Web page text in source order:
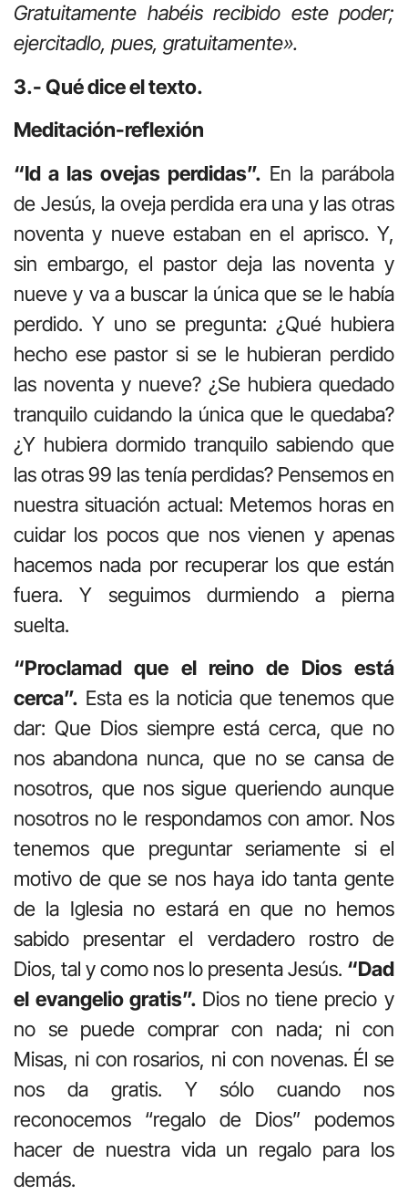
Gratuitamente habéis recibido este poder;
ejercitadlo, pues, gratuitamente».
3.- Qué dice el texto.
Meditación-reflexión
“Id a las ovejas perdidas”. En la parábola
de Jesús, la oveja perdida era una y las otras
noventa y nueve estaban en el aprisco. Y,
sin embargo, el pastor deja las noventa y
nueve y va a buscar la única que se le había
perdido. Y uno se pregunta: ¿Qué hubiera
hecho ese pastor si se le hubieran perdido
las noventa y nueve? ¿Se hubiera quedado
tranquilo cuidando la única que le quedaba?
¿Y hubiera dormido tranquilo sabiendo que
las otras 99 las tenía perdidas? Pensemos en
nuestra situación actual: Metemos horas en
cuidar los pocos que nos vienen y apenas
hacemos nada por recuperar los que están
fuera. Y seguimos durmiendo a pierna
suelta.
“Proclamad que el reino de Dios está
cerca”. Esta es la noticia que tenemos que
dar: Que Dios siempre está cerca, que no
nos abandona nunca, que no se cansa de
nosotros, que nos sigue queriendo aunque
nosotros no le respondamos con amor. Nos
tenemos que preguntar seriamente si el
motivo de que se nos haya ido tanta gente
de la Iglesia no estará en que no hemos
sabido presentar el verdadero rostro de
Dios, tal y como nos lo presenta Jesús. “Dad
el evangelio gratis”. Dios no tiene precio y
no se puede comprar con nada; ni con
Misas, ni con rosarios, ni con novenas. Él se
nos da gratis. Y sólo cuando nos
reconocemos “regalo de Dios” podemos
hacer de nuestra vida un regalo para los
demás.